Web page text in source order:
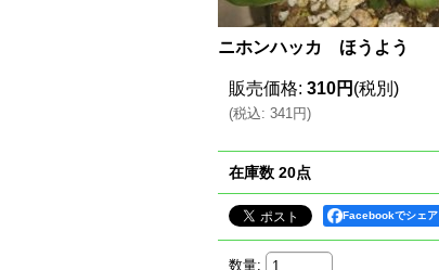
ニホンハッカ ほうよう
販売価格: 310円 (税別)
(税込: 341円)
在庫数 20点
Facebookでシェア
数量: